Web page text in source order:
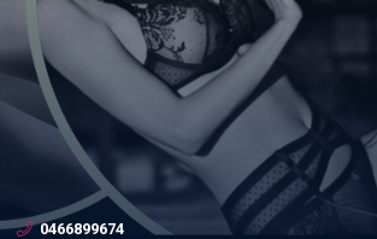
0466899674